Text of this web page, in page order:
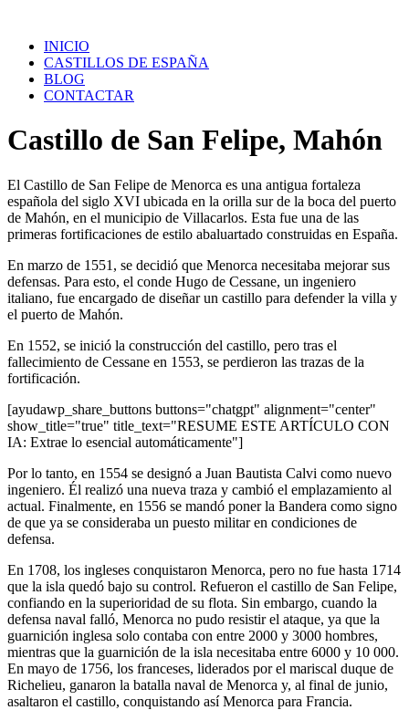
contenidoINICIO
CASTILLOS DE ESPAÑA
BLOG
CONTACTAR
Castillo de San Felipe, Mahón
El Castillo de San Felipe de Menorca es una antigua fortaleza
española del siglo XVI ubicada en la orilla sur de la boca del puerto
de Mahón, en el municipio de Villacarlos. Esta fue una de las
primeras fortificaciones de estilo abaluartado construidas en España.
En marzo de 1551, se decidió que Menorca necesitaba mejorar sus
defensas. Para esto, el conde Hugo de Cessane, un ingeniero
italiano, fue encargado de diseñar un castillo para defender la villa y
el puerto de Mahón.
En 1552, se inició la construcción del castillo, pero tras el
fallecimiento de Cessane en 1553, se perdieron las trazas de la
fortificación.
[ayudawp_share_buttons buttons="chatgpt" alignment="center"
show_title="true" title_text="RESUME ESTE ARTÍCULO CON
IA: Extrae lo esencial automáticamente"]
Por lo tanto, en 1554 se designó a Juan Bautista Calvi como nuevo
ingeniero. Él realizó una nueva traza y cambió el emplazamiento al
actual. Finalmente, en 1556 se mandó poner la Bandera como signo
de que ya se consideraba un puesto militar en condiciones de
defensa.
En 1708, los ingleses conquistaron Menorca, pero no fue hasta 1714
que la isla quedó bajo su control. Refueron el castillo de San Felipe,
confiando en la superioridad de su flota. Sin embargo, cuando la
defensa naval falló, Menorca no pudo resistir el ataque, ya que la
guarnición inglesa solo contaba con entre 2000 y 3000 hombres,
mientras que la guarnición de la isla necesitaba entre 6000 y 10 000.
En mayo de 1756, los franceses, liderados por el mariscal duque de
Richelieu, ganaron la batalla naval de Menorca y, al final de junio,
asaltaron el castillo, conquistando así Menorca para Francia.